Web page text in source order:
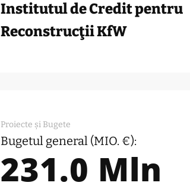
Institutul de Credit pentru
Reconstrucţii KfW
Proiecte și Bugete
Bugetul general (MIO. €):
231.0 Mln